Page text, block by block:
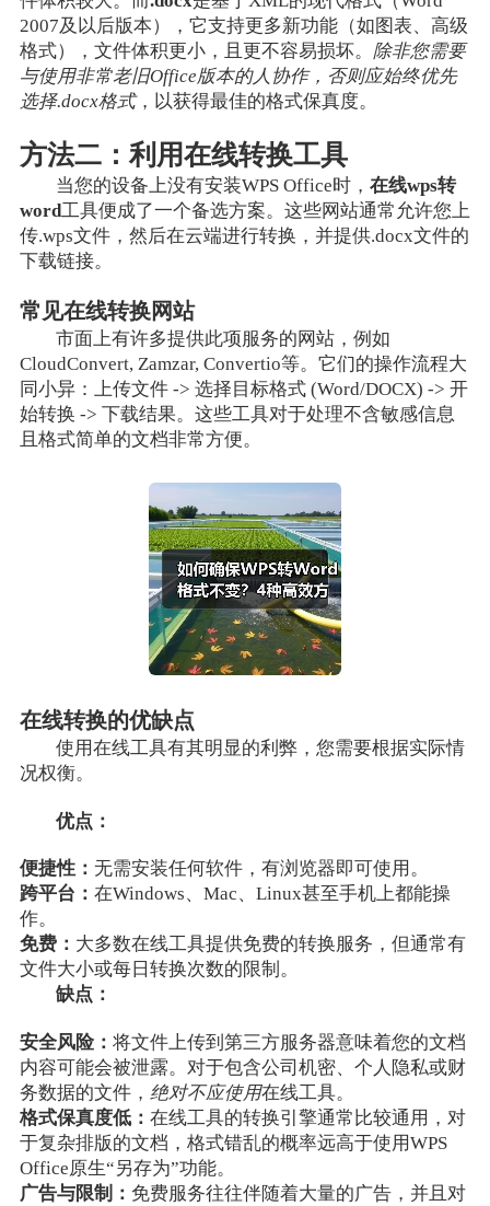
2007及以后版本），它支持更多新功能（如图表、高级
格式），文件体积更小，且更不容易损坏。 除非您需要
与使用非常老旧Office版本的人协作，否则应始终优先
选择.docx格式，以获得最佳的格式保真度。
方法二：利用在线转换工具
当您的设备上没有安装WPS Office时，在线wps转
word工具便成了一个备选方案。这些网站通常允许您上
传.wps文件，然后在云端进行转换，并提供.docx文件的
下载链接。
常见在线转换网站
市面上有许多提供此项服务的网站，例如
CloudConvert, Zamzar, Convertio等。它们的操作流程大
同小异：上传文件 -> 选择目标格式 (Word/DOCX) -> 开
始转换 -> 下载结果。这些工具对于处理不含敏感信息
且格式简单的文档非常方便。
在线转换的优缺点
使用在线工具有其明显的利弊，您需要根据实际情
况权衡。
优点：
便捷性： 无需安装任何软件，有浏览器即可使用。
跨平台： 在Windows、Mac、Linux甚至手机上都能操
作。
免费： 大多数在线工具提供免费的转换服务，但通常有
文件大小或每日转换次数的限制。
缺点：
安全风险： 将文件上传到第三方服务器意味着您的文档
内容可能会被泄露。对于包含公司机密、个人隐私或财
务数据的文件， 绝对不应使用在线工具。
格式保真度低： 在线工具的转换引擎通常比较通用，对
于复杂排版的文档，格式错乱的概率远高于使用WPS
Office原生“另存为”功能。
广告与限制： 免费服务往往伴随着大量的广告，并且对